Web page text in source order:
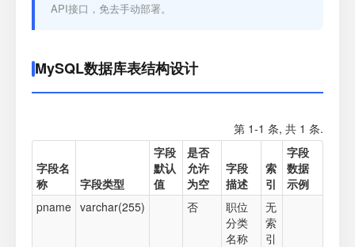
API接口，免去手动部署。
MySQL数据库表结构设计
第 1-1 条, 共 1 条.
字段名
称
字段类型
字段
默认
值
是否
允许
为空
字段
描述
索
引
字段
数据
示例
pname varchar(255) 否
职位
分类
名称
无
索
引